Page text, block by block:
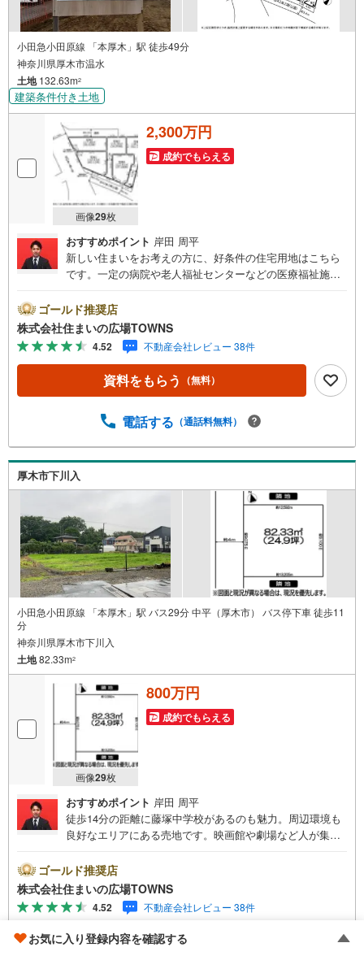
小田急小田原線 「本厚木」駅 徒歩49分
神奈川県厚木市温水
土地132.63m2
建築条件付き土地
画像29枚
2,300万円
成約でもらえる
おすすめポイント 岸田 周平
新しい住まいをお考えの方に、好条件の住宅用地はこちら
です。一定の病院や老人福祉センターなどの医療福祉施
種中高層住居専用地域。広さの心配がいらない土地面積13
2.63平米（公簿）。こちらの売地はニーズも高い土地で
す。【年中無休/9:00～21:00】人気物件は特にお問い合わ
せが集中するため、お早めにお電話下さい。「室内・現地
を見学する」ボタンよりご予約頂くとご見学がスムーズで
す。■その他、各種ご相談も承っております。○住宅ローン
TOWNSからお客様へ経験豊富なスタッフが親身になってお
件も併せてご紹介可能ですのでお気軽にお問い合わせ下さ
い♪駐車場もございますので、お車でのお越しも大歓迎で
す！
ゴールド推奨店
株式会社住まいの広場TOWNS
4.52 不動産会社レビュー 38件
資料をもらう （無料）
電話する （通話料無料）
厚木市下川入
小田急小田原線 「本厚木」駅 バス29分 中平（厚木市） バス停下車 徒歩11
分
神奈川県厚木市下川入
土地82.33m2
画像29枚
800万円
成約でもらえる
おすすめポイント 岸田 周平
徒歩14分の距離に藤塚中学校があるのも魅力。周辺環境も
良好なエリアにある売地です。映画館や劇場など人が集ま
されているのが、第一種住居地域です。周囲の環境もきっ
と満足して頂ける住宅用地です。ぜひご覧ください。土地
面積は82.33平米（公簿）で一押しです。【年中無休/9:00
～21:00】人気物件は特にお問い合わせが集中するため、お
早めにお電話下さい。「室内・現地を見学する」ボタンよ
りご予約頂くとご見学がスムーズです。■その他、各種ご相
ゴールド推奨店
株式会社住まいの広場TOWNS
4.52 不動産会社レビュー 38件
資料をもらう（無料）
お気に入り登録内容を確認する